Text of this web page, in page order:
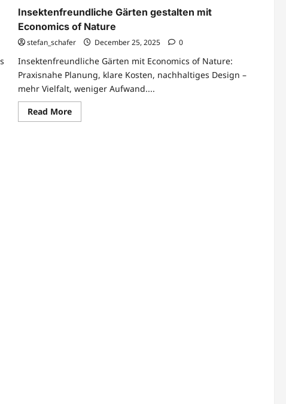
Insektenfreundliche Gärten gestalten mit
Economics of Nature
stefan_schafer December 25, 2025 0
Insektenfreundliche Gärten mit Economics of Nature:
Praxisnahe Planung, klare Kosten, nachhaltiges Design –
mehr Vielfalt, weniger Aufwand....
Read MoreRead
more